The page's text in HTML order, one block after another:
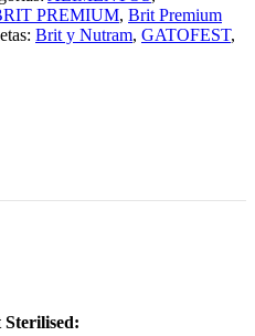
PREMIUM, Brit Premium
Brit y Nutram, GATOFEST,